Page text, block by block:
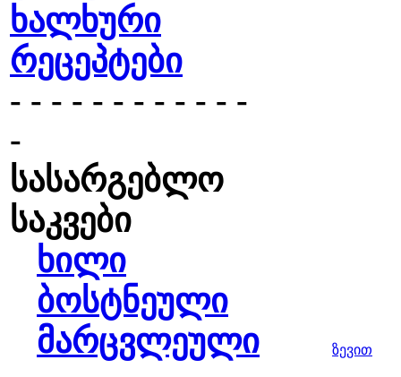
ხალხური
რეცეპტები
- - - - - - - - - - - -
-
სასარგებლო
საკვები
ხილი
ბოსტნეული
მარცვლეული
ზევით